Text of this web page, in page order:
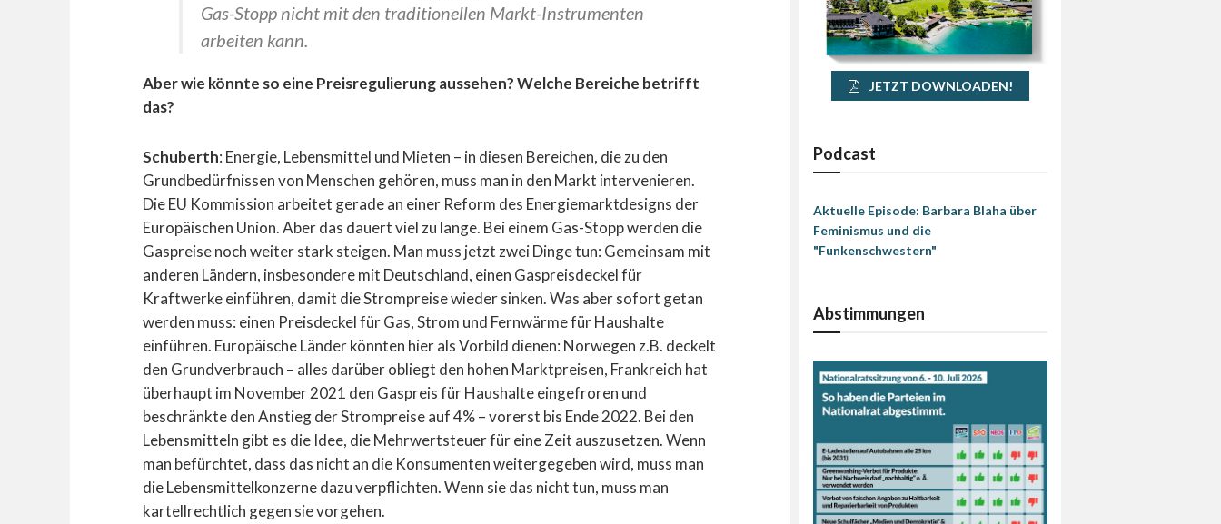
Gas-Stopp nicht mit den traditionellen Markt-Instrumenten
arbeiten kann.
Aber wie könnte so eine Preisregulierung aussehen? Welche Bereiche betrifft
das?
Schuberth: Energie, Lebensmittel und Mieten – in diesen Bereichen, die zu den
Grundbedürfnissen von Menschen gehören, muss man in den Markt intervenieren.
Die EU Kommission arbeitet gerade an einer Reform des Energiemarktdesigns der
Europäischen Union. Aber das dauert viel zu lange. Bei einem Gas-Stopp werden die
Gaspreise noch weiter stark steigen. Man muss jetzt zwei Dinge tun: Gemeinsam mit
anderen Ländern, insbesondere mit Deutschland, einen Gaspreisdeckel für
Kraftwerke einführen, damit die Strompreise wieder sinken. Was aber sofort getan
werden muss: einen Preisdeckel für Gas, Strom und Fernwärme für Haushalte
einführen. Europäische Länder könnten hier als Vorbild dienen: Norwegen z.B. deckelt
den Grundverbrauch – alles darüber obliegt den hohen Marktpreisen, Frankreich hat
überhaupt im November 2021 den Gaspreis für Haushalte eingefroren und
beschränkte den Anstieg der Strompreise auf 4% – vorerst bis Ende 2022. Bei den
Lebensmitteln gibt es die Idee, die Mehrwertsteuer für eine Zeit auszusetzen. Wenn
man befürchtet, dass das nicht an die Konsumenten weitergegeben wird, muss man
die Lebensmittelkonzerne dazu verpflichten. Wenn sie das nicht tun, muss man
kartellrechtlich gegen sie vorgehen.
JETZT DOWNLOADEN!
Podcast
Aktuelle Episode: Barbara Blaha über
Feminismus und die
"Funkenschwestern"
Abstimmungen